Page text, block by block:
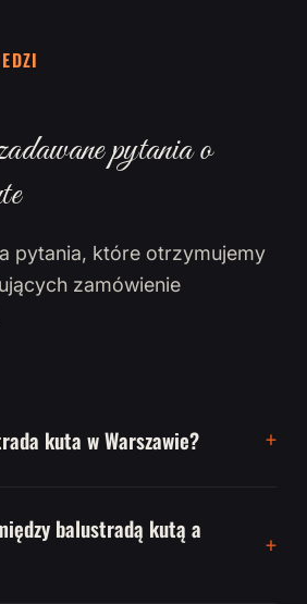
pytania o
pytania, które otrzymujemy
zamówienie
kuta w Warszawie?
balustradą kutą a